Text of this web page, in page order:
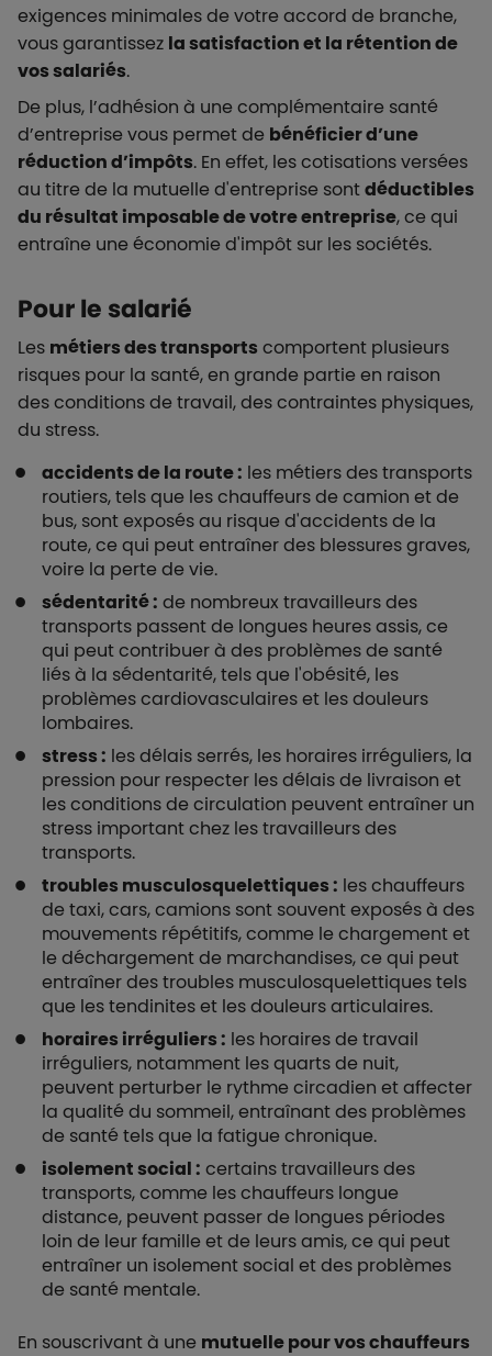
exigences minimales de votre accord de branche,
vous garantissez la satisfaction et la rétention de
vos salariés.
De plus, l’adhésion à une complémentaire santé
d’entreprise vous permet de bénéficier d’une
réduction d’impôts. En effet, les cotisations versées
au titre de la mutuelle d'entreprise sontdéductibles
du résultat imposable de votre entreprise, ce qui
entraîne une économie d'impôt sur les sociétés.
Pour le salarié
Les métiers des transports comportent plusieurs
risques pour la santé, en grande partie en raison
des conditions de travail, des contraintes physiques,
du stress.
accidents de la route : les métiers des transports
routiers, tels que les chauffeurs de camion et de
bus, sont exposés au risque d'accidents de la
route, ce qui peut entraîner des blessures graves,
voire la perte de vie.
sédentarité : de nombreux travailleurs des
transports passent de longues heures assis, ce
qui peut contribuer à des problèmes de santé
liés à la sédentarité, tels que l'obésité, les
problèmes cardiovasculaires et les douleurs
lombaires.
stress : les délais serrés, les horaires irréguliers, la
pression pour respecter les délais de livraison et
les conditions de circulation peuvent entraîner un
stress important chez les travailleurs des
transports.
troubles musculosquelettiques : les chauffeurs
de taxi, cars, camions sont souvent exposés à des
mouvements répétitifs, comme le chargement et
le déchargement de marchandises, ce qui peut
entraîner des troubles musculosquelettiques tels
que les tendinites et les douleurs articulaires.
horaires irréguliers : les horaires de travail
irréguliers, notamment les quarts de nuit,
peuvent perturber le rythme circadien et affecter
la qualité du sommeil, entraînant des problèmes
de santé tels que la fatigue chronique.
isolement social : certains travailleurs des
transports, comme les chauffeurs longue
distance, peuvent passer de longues périodes
loin de leur famille et de leurs amis, ce qui peut
entraîner un isolement social et des problèmes
de santé mentale.
En souscrivant à une mutuelle pour vos chauffeurs